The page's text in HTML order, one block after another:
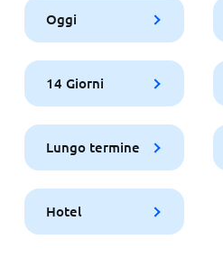
Oggi
14 Giorni
Lungo termine
Hotel